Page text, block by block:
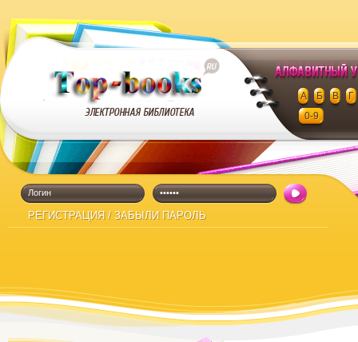
алфавиту
А Б В
Г
0-9
РЕГИСТРАЦИЯ / ЗАБЫЛИ ПАРОЛЬ